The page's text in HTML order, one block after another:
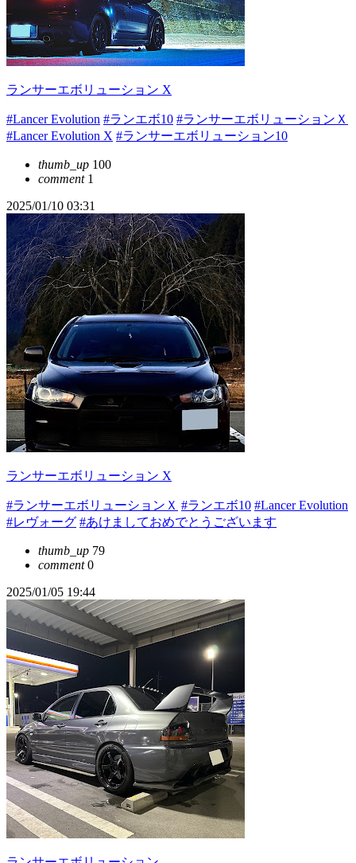
ランサーエボリューション X
#Lancer Evolution #ランエボ10 #ランサーエボリューションＸ
#Lancer Evolution X #ランサーエボリューション10
thumb_up 100
comment1
2025/01/10 03:31
ランサーエボリューション X
#ランサーエボリューションＸ #ランエボ10 #Lancer Evolution
#レヴォーグ #あけましておめでとうございます
thumb_up 79
comment0
2025/01/05 19:44